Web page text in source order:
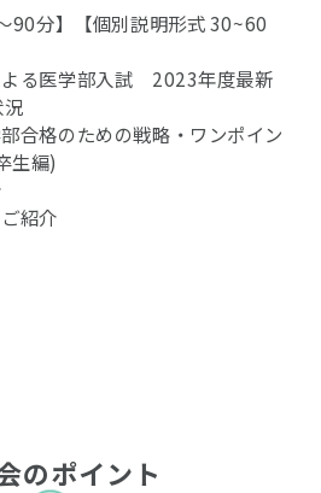
90分】【個別説明形式 30~60
よる医学部入試 2023年度最新
合格のための戦略・ワンポイン
生編)
紹介
のポイント